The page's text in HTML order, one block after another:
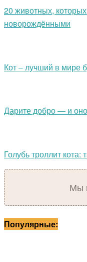
20 животных,
новорождёнными
Кот – лучший в мире
Дарите добро — и
Голубь троллит кота:
Мы
Популярные: